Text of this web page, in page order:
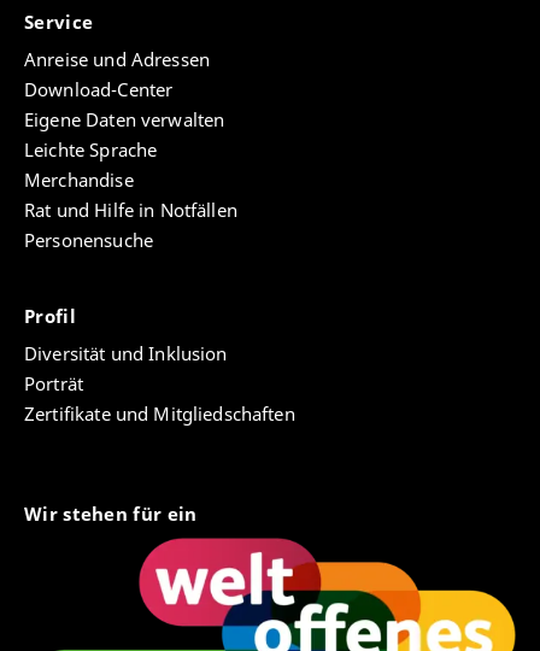
Service
Anreise und Adressen
Download-Center
Eigene Daten verwalten
Leichte Sprache
Merchandise
Rat und Hilfe in Notfällen
Personensuche
Profil
Diversität und Inklusion
Porträt
Zertifikate und Mitgliedschaften
Wir stehen für ein